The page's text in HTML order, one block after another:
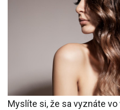
Myslíte si, že sa vyznáte